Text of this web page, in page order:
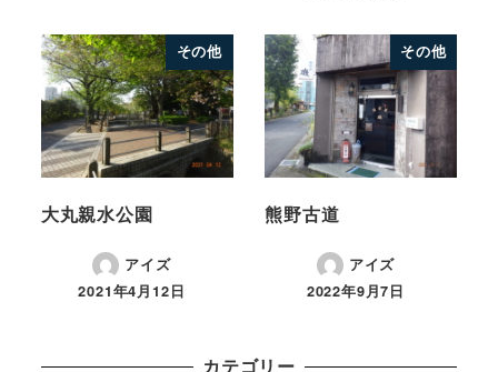
その他
大丸親水公園
アイズ
2021年4月12日
その他
熊野古道
アイズ
2022年9月7日
カテゴリー